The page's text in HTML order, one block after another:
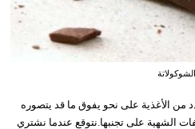
الشوكولاتة
من الأغذية على نحو يفوق ما قد يتصوره
الشهية على تجنبها.نتوقع عندما نشتري